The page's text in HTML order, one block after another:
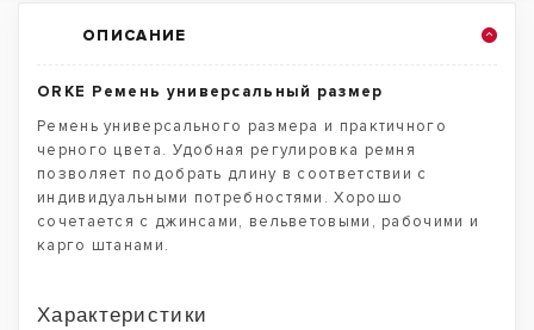
ОПИСАНИЕ
ORKE Ремень универсальный размер
Ремень универсального размера и практичного
черного цвета. Удобная регулировка ремня
позволяет подобрать длину в соответствии с
индивидуальными потребностями. Хорошо
сочетается с джинсами, вельветовыми, рабочими и
карго штанами.
Характеристики